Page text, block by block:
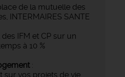
de la mutuelle des
INTERMAIRES SANTE
IFM et CP sur un
à 10 %
:
sur vos projets de vie